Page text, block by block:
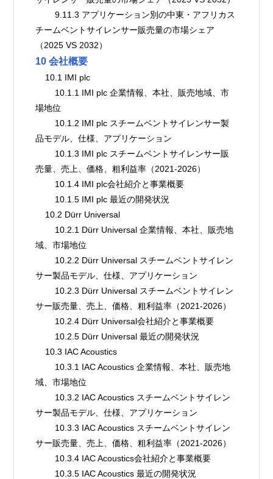
        9.11.3 アプリケーション別の中東・アフリカス
チームベントサイレンサー販売量の市場シェア
（2025 VS 2032）
10 会社概要
    10.1 IMI plc
場地位
品モデル、仕様、アプリケーション
売量、売上、価格、粗利益率（2021-2026）
        10.1.4 IMI plc会社紹介と事業概要
        10.1.5 IMI plc 最近の開発状況
    10.2 Dürr Universal
域、市場地位
サー製品モデル、仕様、アプリケーション
サー販売量、売上、価格、粗利益率（2021-2026）
        10.2.4 Dürr Universal会社紹介と事業概要
        10.2.5 Dürr Universal 最近の開発状況
    10.3 IAC Acoustics
域、市場地位
サー製品モデル、仕様、アプリケーション
サー販売量、売上、価格、粗利益率（2021-2026）
        10.3.4 IAC Acoustics会社紹介と事業概要
        10.3.5 IAC Acoustics 最近の開発状況